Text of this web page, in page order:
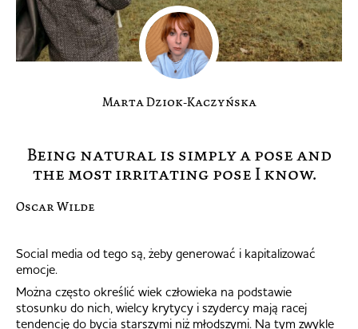
Marta Dziok-Kaczyńska
Being natural is simply a pose and
the most irritating pose I know.
Oscar Wilde
Social media od tego są, żeby generować i kapitalizować
emocje.
Można często określić wiek człowieka na podstawie
stosunku do nich, wielcy krytycy i szydercy mają racej
tendencję do bycia starszymi niż młodszymi. Na tym zwykle